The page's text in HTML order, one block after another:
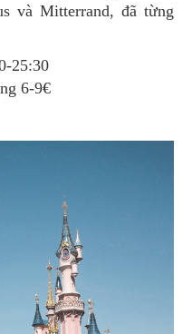
và Mitterrand, đã từng
25:30
6-9€